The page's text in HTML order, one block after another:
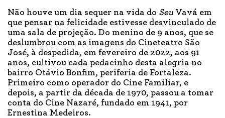
Não houve um dia sequer na vida do SeuVavá em
que pensar na felicidade estivesse desvinculado de
uma sala de projeção. Do menino de 9 anos, que se
deslumbrou com as imagens do Cineteatro São
José, à despedida, em fevereiro de 2022, aos 91
anos, cultivou cada pedacinho desta alegria no
bairro Otávio Bonfim, periferia de Fortaleza.
Primeiro como operador do Cine Familiar, e
depois, a partir da década de 1970, passou a tomar
conta do Cine Nazaré, fundado em 1941, por
Ernestina Medeiros.